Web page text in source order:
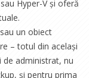
Hyper-V și oferă
un obiect
– totul din același
de administrat, nu
și pentru prima